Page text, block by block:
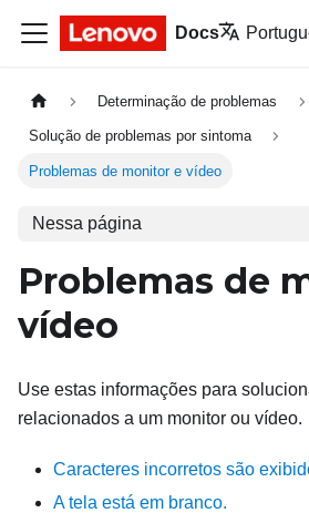
Docs
Determinação de problemas
Solução de problemas por sintoma
Problemas de monitor e vídeo
Nessa página
Problemas de
vídeo
Use estas informações para
relacionados a um monitor ou vídeo.
Caracteres incorretos são
A tela está em branco.